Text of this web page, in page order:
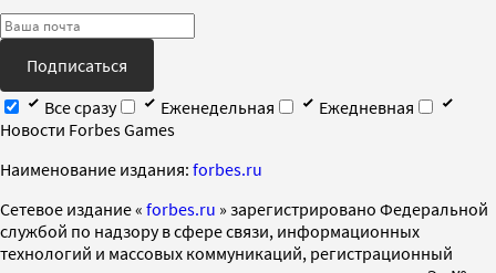
Подписаться
Все сразу
Еженедельная
Ежедневная
Новости Forbes Games
Наименование издания: forbes.ru
Cетевое издание « forbes.ru » зарегистрировано Федеральной
службой по надзору в сфере связи, информационных
технологий и массовых коммуникаций, регистрационный